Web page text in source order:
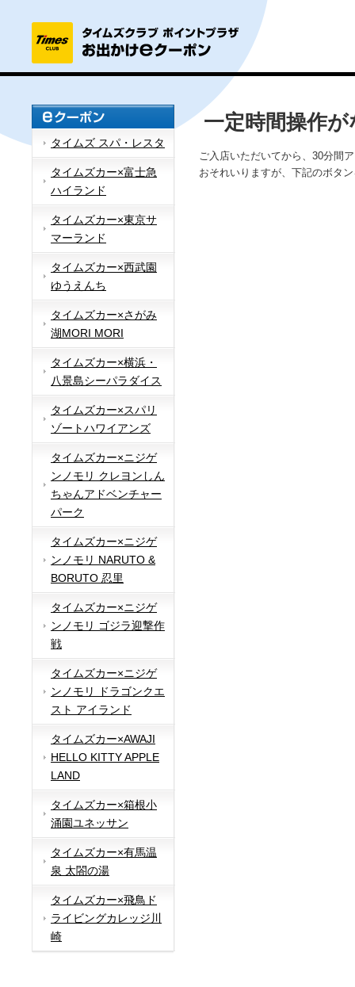
タイムズ スパ・レスタ
タイムズカー×富士急
ハイランド
タイムズカー×東京サ
マーランド
タイムズカー×西武園
ゆうえんち
タイムズカー×さがみ
湖MORI MORI
タイムズカー×横浜・
八景島シーパラダイス
タイムズカー×スパリ
ゾートハワイアンズ
タイムズカー×ニジゲ
ンノモリ クレヨンしん
ちゃんアドベンチャー
パーク
タイムズカー×ニジゲ
ンノモリ NARUTO &
BORUTO 忍里
タイムズカー×ニジゲ
ンノモリ ゴジラ迎撃作
戦
タイムズカー×ニジゲ
ンノモリ ドラゴンクエ
スト アイランド
タイムズカー×AWAJI
HELLO KITTY APPLE
LAND
タイムズカー×箱根小
涌園ユネッサン
タイムズカー×有馬温
泉 太閤の湯
タイムズカー×飛鳥ド
ライビングカレッジ川
崎
一定時間操作
ご入店いただいてから、30分間
おそれいりますが、下記のボタ